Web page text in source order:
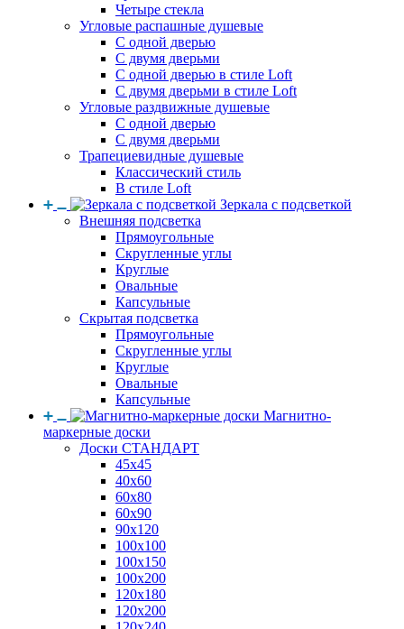
Четыре стекла
Угловые распашные душевые
С одной дверью
С двумя дверьми
С одной дверью в стиле Loft
С двумя дверьми в стиле Loft
Угловые раздвижные душевые
С одной дверью
С двумя дверьми
Трапециевидные душевые
Классический стиль
В стиле Loft
Зеркала с подсветкой
Внешняя подсветка
Прямоугольные
Скругленные углы
Круглые
Овальные
Капсульные
Скрытая подсветка
Прямоугольные
Скругленные углы
Круглые
Овальные
Капсульные
Магнитно-
маркерные доски
Доски СТАНДАРТ
45x45
40x60
60x80
60x90
90x120
100x100
100x150
100x200
120x180
120x200